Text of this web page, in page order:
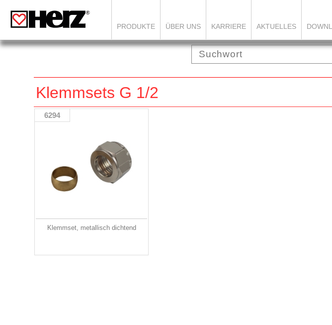
PRODUKTE ÜBER UNS KARRIERE AKTUELLES
Klemmsets G 1/2
6294
Klemmset, metallisch dichtend